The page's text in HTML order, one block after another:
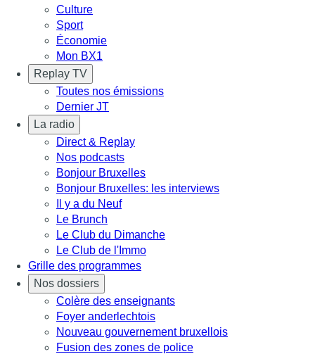
Culture
Sport
Économie
Mon BX1
Replay TV
Toutes nos émissions
Dernier JT
La radio
Direct & Replay
Nos podcasts
Bonjour Bruxelles
Bonjour Bruxelles: les interviews
Il y a du Neuf
Le Brunch
Le Club du Dimanche
Le Club de l'Immo
Grille des programmes
Nos dossiers
Colère des enseignants
Foyer anderlechtois
Nouveau gouvernement bruxellois
Fusion des zones de police